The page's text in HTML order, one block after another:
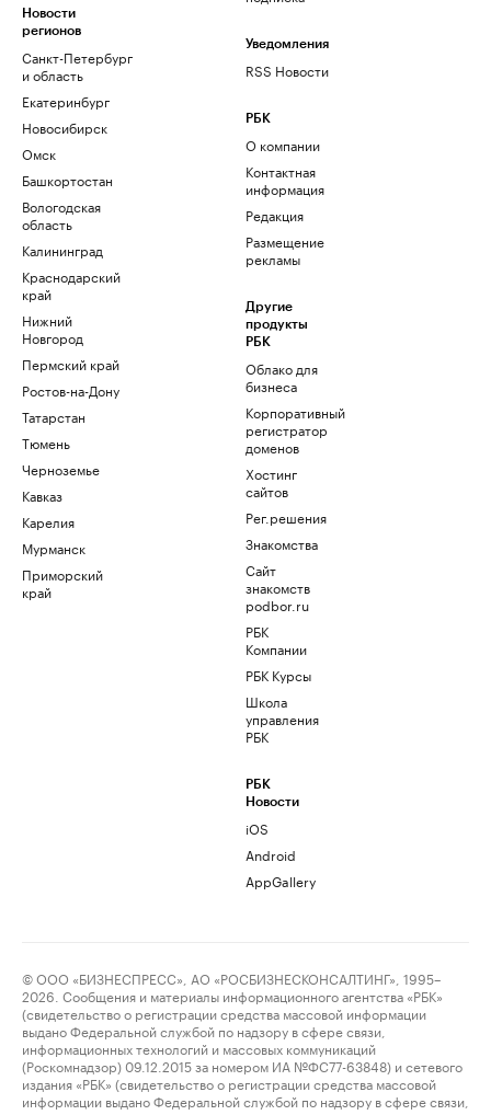
Новости
регионов
Санкт-Петербург
и область
Екатеринбург
Новосибирск
Омск
Башкортостан
Вологодская
область
Калининград
Краснодарский
край
Нижний
Новгород
Пермский край
Ростов-на-Дону
Татарстан
Тюмень
Черноземье
Кавказ
Карелия
Мурманск
Приморский
край
Уведомления
RSS Новости
РБК
О компании
Контактная
информация
Редакция
Размещение
рекламы
Другие
продукты
РБК
Облако для
бизнеса
Корпоративный
регистратор
доменов
Хостинг
сайтов
Рег.решения
Знакомства
Сайт
знакомств
podbor.ru
РБК
Компании
РБК Курсы
Школа
управления
РБК
РБК
Новости
iOS
Android
AppGallery
© ООО «БИЗНЕСПРЕСС», АО «РОСБИЗНЕСКОНСАЛТИНГ», 1995–
2026. Сообщения и материалы информационного агентства «РБК»
(свидетельство о регистрации средства массовой информации
выдано Федеральной службой по надзору в сфере связи,
информационных технологий и массовых коммуникаций
(Роскомнадзор) 09.12.2015 за номером ИА №ФС77-63848) и сетевого
издания «РБК» (свидетельство о регистрации средства массовой
информации выдано Федеральной службой по надзору в сфере связи,